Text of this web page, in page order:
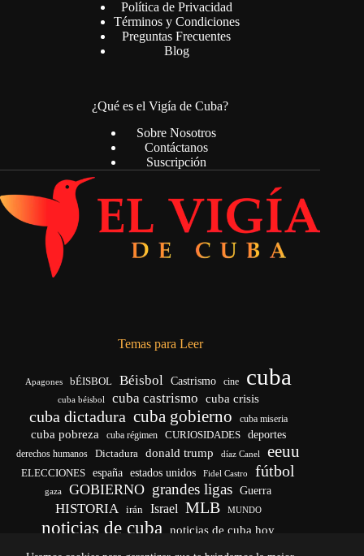
Política de Privacidad
Términos y Condiciones
Preguntas Frecuentes
Blog
¿Qué es el Vigía de Cuba?
Sobre Nosotros
Contáctanos
Suscripción
Temas para Leer
Apagones bÉISBOL Béisbol Castrismo cine cuba
cuba béisbol cuba castrismo cuba crisis
cuba dictadura cuba gobierno cuba miseria
cuba pobreza cuba régimen CURIOSIDADES deportes
derechos humanos Dictadura donald trump díaz Canel eeuu
ELECCIONES españa estados unidos Fidel Castro fútbol
gaza GOBIERNO grandes ligas Guerra
HISTORIA irán Israel MLB MUNDO
noticias de cuba
noticias de cuba hoy